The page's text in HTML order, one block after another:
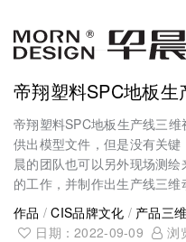
帝翔塑料SPC地板
帝翔塑料SPC地板生产线三
供出模型文件，但是没有关
晨的团队也可以另外现场测
的工作，并制作出生产线三维
作品 /CIS品牌文化 / 产品三
日期：2022-09-09
浏